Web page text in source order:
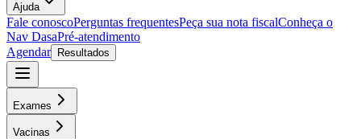
Ajuda
Fale conoscoPerguntas frequentesPeça sua nota fiscalConheça o
Nav DasaPré-atendimento
Agendar
Resultados
Exames
Vacinas